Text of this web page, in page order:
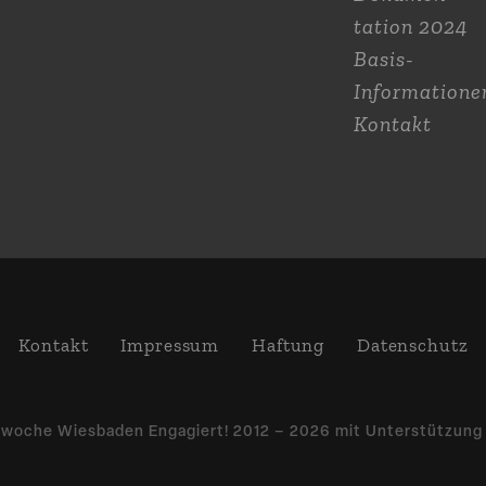
tation 2024
Basis-
Kontakt
Kontakt Impressum Haftung Daten­schutz
Wiesbaden Engagiert! 2012 – 2026 mit Unter­stützung